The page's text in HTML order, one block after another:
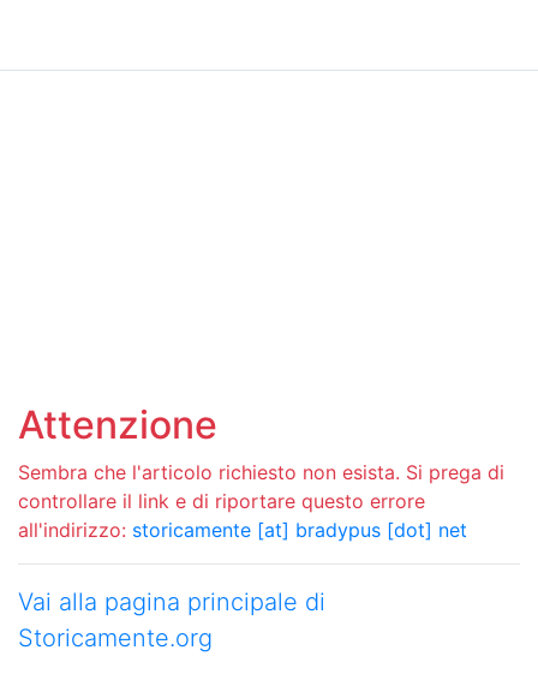
Attenzione
Sembra che l'articolo richiesto non esista. Si prega di
controllare il link e di riportare questo errore
all'indirizzo: storicamente [at] bradypus [dot] net
Vai alla pagina principale di
Storicamente.org